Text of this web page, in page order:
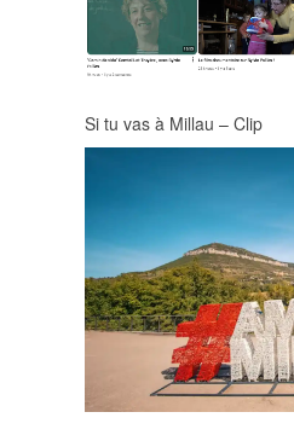
Si tu vas à Millau – Clip